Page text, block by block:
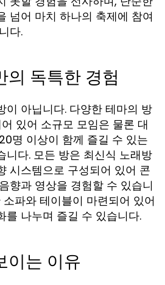
넘어 마치 하나의 축제에 참여
다.
의 독특한 경험
이 아닙니다. 다양한 테마의 방
있어 소규모 모임은 물론 대
명 이상이 함께 즐길 수 있는
니다. 모든 방은 최신식 노래방
시스템으로 구성되어 있어 콘
향과 영상을 경험할 수 있습니
파와 테이블이 마련되어 있어
를 나누며 즐길 수 있습니다.
이는 이유